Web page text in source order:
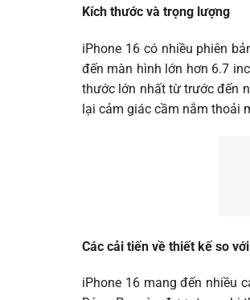
Kích thước và trọng lượng
iPhone 16 có nhiều phiên
đến màn hình lớn hơn 6.7
thước lớn nhất từ trước đến
lại cảm giác cầm nắm thoải
Các cải tiến về thiết kế so
iPhone 16 mang đến nhiều